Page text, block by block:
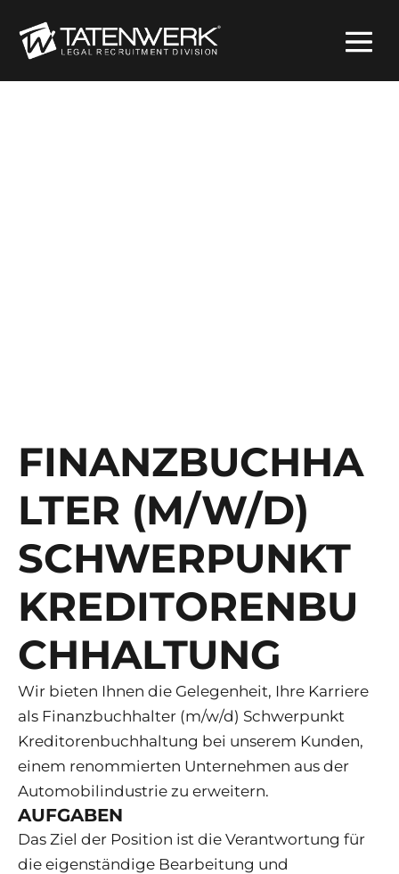
FINANZBUCHHA
LTER (M/W/D)
SCHWERPUNKT
KREDITORENBU
CHHALTUNG
Wir bieten Ihnen die Gelegenheit, Ihre Karriere
als Finanzbuchhalter (m/w/d) Schwerpunkt
Kreditorenbuchhaltung bei unserem Kunden,
einem renommierten Unternehmen aus der
Automobilindustrie zu erweitern.
AUFGABEN
Das Ziel der Position ist die Verantwortung für
die eigenständige Bearbeitung und